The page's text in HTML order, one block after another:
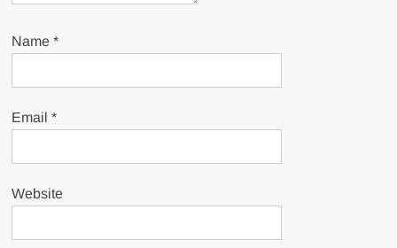
Name*
Email*
Website